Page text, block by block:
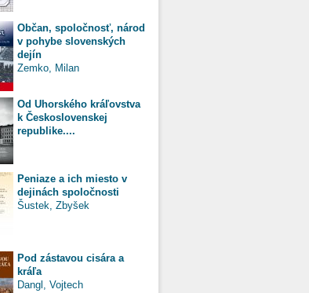
Občan, spoločnosť, národ
v pohybe slovenských
dejín
Zemko, Milan
Od Uhorského kráľovstva
k Československej
republike....
Peniaze a ich miesto v
dejinách spoločnosti
Šustek, Zbyšek
Pod zástavou cisára a
kráľa
Dangl, Vojtech